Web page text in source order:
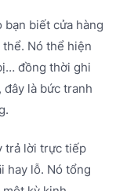
bạn biết cửa hàng
Nó thể hiện
đồng thời ghi
đây là bức tranh
trả lời trực tiếp
hay lỗ. Nó tổng